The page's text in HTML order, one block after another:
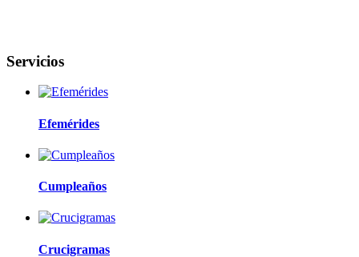
Servicios
Efemérides
Cumpleaños
Crucigramas